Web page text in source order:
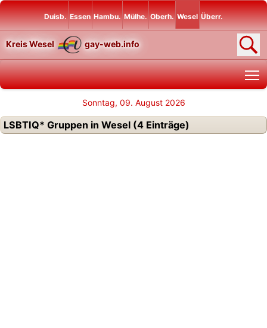
Duisb. Essen Hambu. Mülhe. Oberh. Wesel Überr.
Kreis Wesel gay-web.info
Sonntag, 09. August 2026
LSBTIQ* Gruppen in Wesel (4 Einträge)